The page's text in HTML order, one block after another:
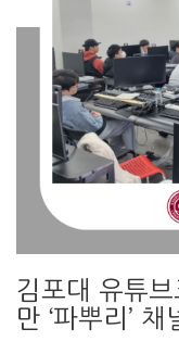
김포대 유튜
만 ‘파뿌리’